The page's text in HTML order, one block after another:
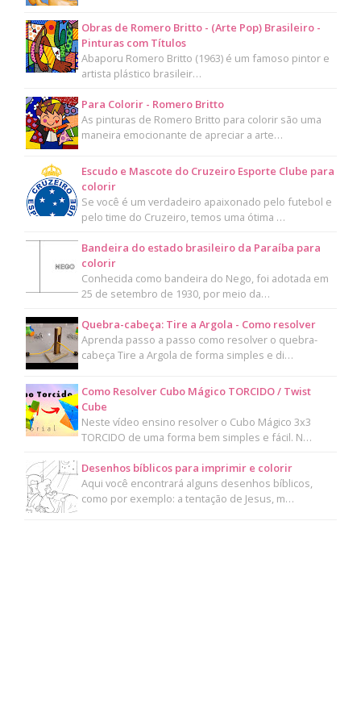
Obras de Romero Britto - (Arte Pop) Brasileiro -
Pinturas com Títulos
Abaporu Romero Britto (1963) é um famoso pintor e
artista plástico brasileir…
Para Colorir - Romero Britto
As pinturas de Romero Britto para colorir são uma
maneira emocionante de apreciar a arte…
Escudo e Mascote do Cruzeiro Esporte Clube para
colorir
Se você é um verdadeiro apaixonado pelo futebol e
pelo time do Cruzeiro, temos uma ótima …
Bandeira do estado brasileiro da Paraíba para
colorir
Conhecida como bandeira do Nego, foi adotada em
25 de setembro de 1930, por meio da…
Quebra-cabeça: Tire a Argola - Como resolver
Aprenda passo a passo como resolver o quebra-
cabeça Tire a Argola de forma simples e di…
Como Resolver Cubo Mágico TORCIDO / Twist
Cube
Neste vídeo ensino resolver o Cubo Mágico 3x3
TORCIDO de uma forma bem simples e fácil. N…
Desenhos bíblicos para imprimir e colorir
Aqui você encontrará alguns desenhos bíblicos,
como por exemplo: a tentação de Jesus, m…